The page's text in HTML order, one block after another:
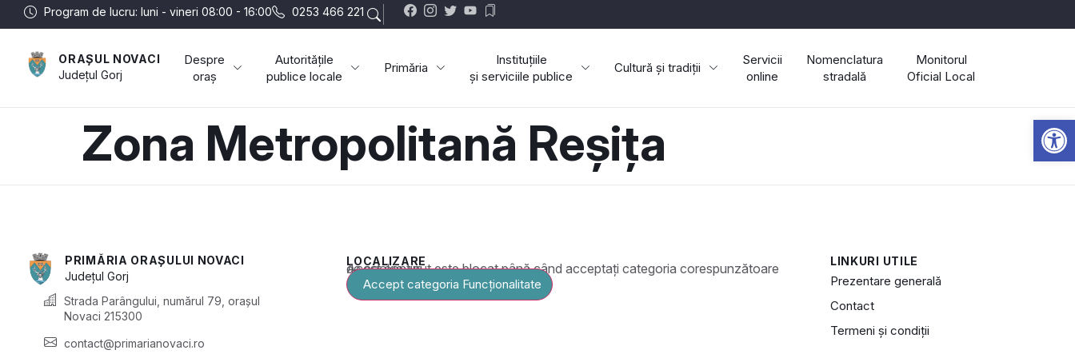
Program de lucru: luni - vineri 08:00 - 16:00 0253 466 221
ORAȘUL NOVACI
JudețulGorj
Despre
oraș
Autoritățile
publice locale
Primăria
Instituțiile
și serviciile publice
Cultură și tradiții
Servicii
online
Nomenclatura
stradală
Monitorul
Oficial Local
Zona Metropolitană Reșița
PRIMĂRIA ORAȘULUI NOVACI
JudețulGorj
Strada Parângului, numărul 79, orașul
Novaci 215300
contact@primarianovaci.ro
LOCALIZARE
Acest conținut este blocat până când acceptați categoria corespunzătoare de cookie-uri.
Accept categoria Funcționalitate
LINKURI UTILE
Prezentare generală
Contact
Termeni și condiții